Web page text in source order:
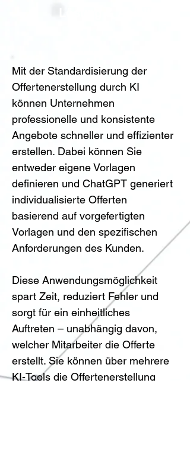
Mit der Standardisierung der
Offertenerstellung durch KI
können Unternehmen
professionelle und konsistente
Angebote schneller und effizienter
erstellen. Dabei können Sie
entweder eigene Vorlagen
definieren und ChatGPT generiert
individualisierte Offerten
basierend auf vorgefertigten
Vorlagen und den spezifischen
Anforderungen des Kunden.
Diese Anwendungsmöglichkeit
spart Zeit, reduziert Fehler und
sorgt für ein einheitliches
Auftreten – unabhängig davon,
welcher Mitarbeiter die Offerte
erstellt. Sie können über mehrere
KI-Tools die Offertenerstellung